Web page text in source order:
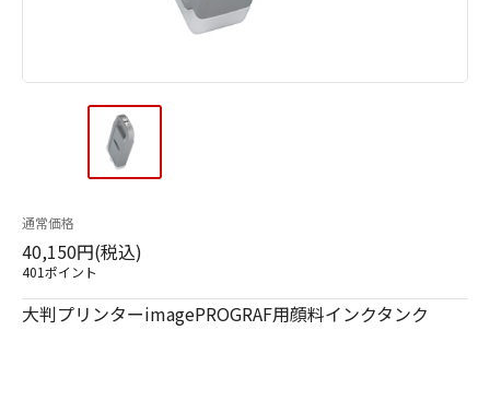
通常価格
40,150円(税込)
401ポイント
大判プリンターimagePROGRAF用顔料インクタンク